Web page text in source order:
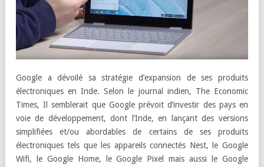
Google a dévoilé sa stratégie d’expansion de ses produits
électroniques en Inde. Selon le journal indien, The Economic
Times, Il semblerait que Google prévoit d’investir des pays en
voie de développement, dont l’Inde, en lançant des versions
simplifiées et/ou abordables de certains de ses produits
électroniques tels que les appareils connectés Nest, le Google
Wifi, le Google Home, le Google Pixel mais aussi le Google